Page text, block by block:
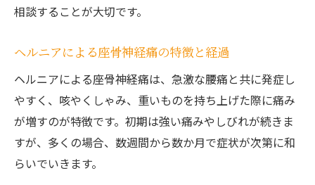
相談することが大切です。
ヘルニアによる座骨神経痛の特徴と経過
ヘルニアによる座骨神経痛は、急激な腰痛と共に発症し
やすく、咳やくしゃみ、重いものを持ち上げた際に痛み
が増すのが特徴です。初期は強い痛みやしびれが続きま
すが、多くの場合、数週間から数か月で症状が次第に和
らいでいきます。